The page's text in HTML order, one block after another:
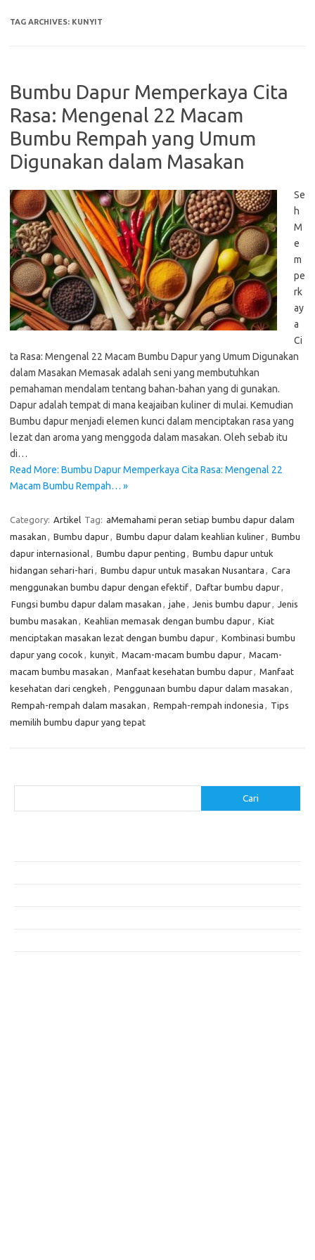
TAG ARCHIVES: KUNYIT
Bumbu Dapur Memperkaya Cita
Rasa: Mengenal 22 Macam
Bumbu Rempah yang Umum
Digunakan dalam Masakan
Se
h
M
e
m
pe
rk
ay
a
Ci
ta Rasa: Mengenal 22 Macam Bumbu Dapur yang Umum Digunakan
dalam Masakan Memasak adalah seni yang membutuhkan
pemahaman mendalam tentang bahan-bahan yang di gunakan.
Dapur adalah tempat di mana keajaiban kuliner di mulai. Kemudian
Bumbu dapur menjadi elemen kunci dalam menciptakan rasa yang
lezat dan aroma yang menggoda dalam masakan. Oleh sebab itu
di…
Read More: Bumbu Dapur Memperkaya Cita Rasa: Mengenal 22
Macam Bumbu Rempah… »
Category: Artikel Tag: aMemahami peran setiap bumbu dapur dalam
masakan , Bumbu dapur, Bumbu dapur dalam keahlian kuliner, Bumbu
dapur internasional, Bumbu dapur penting , Bumbu dapur untuk
hidangan sehari-hari , Bumbu dapur untuk masakan Nusantara , Cara
menggunakan bumbu dapur dengan efektif, Daftar bumbu dapur,
Fungsi bumbu dapur dalam masakan , jahe , Jenis bumbu dapur, Jenis
bumbu masakan , Keahlian memasak dengan bumbu dapur, Kiat
menciptakan masakan lezat dengan bumbu dapur, Kombinasi bumbu
dapur yang cocok , kunyit, Macam-macam bumbu dapur, Macam-
macam bumbu masakan , Manfaat kesehatan bumbu dapur, Manfaat
kesehatan dari cengkeh , Penggunaan bumbu dapur dalam masakan ,
Rempah-rempah dalam masakan , Rempah-rempah indonesia , Tips
memilih bumbu dapur yang tepat
Cari